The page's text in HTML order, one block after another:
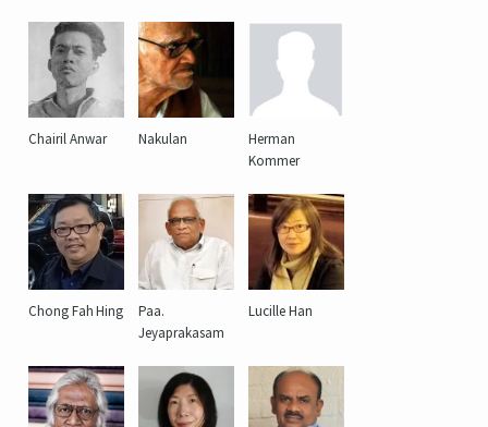
Chairil Anwar Nakulan
Herman
Kommer
Chong Fah Hing
Paa.
Jeyaprakasam
Lucille Han